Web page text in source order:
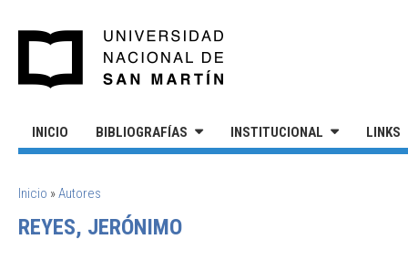
INICIO BIBLIOGRAFÍAS INSTITUCIONAL LINKS
SE ENCUENTRA USTED AQUÍ
Inicio »Autores
REYES, JERÓNIMO